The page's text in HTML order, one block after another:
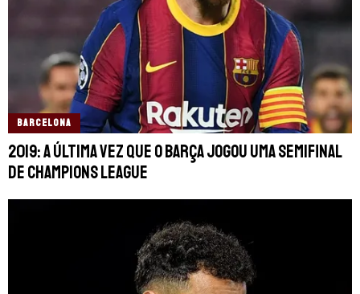
BARCELONA
2019: a última vez que o Barça jogou uma semifinal
de Champions League